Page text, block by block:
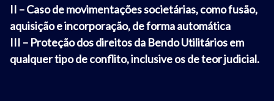
II – Caso de movimentações societárias, como fusão,
aquisição e incorporação, de forma automática
III – Proteção dos direitos da Bendo Utilitários em
qualquer tipo de conflito, inclusive os de teor judicial.